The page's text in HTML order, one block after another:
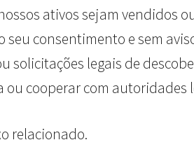
ativos sejam vendidos
seu consentimento e sem
solicitações legais de
ou cooperar com autoridades
relacionado.